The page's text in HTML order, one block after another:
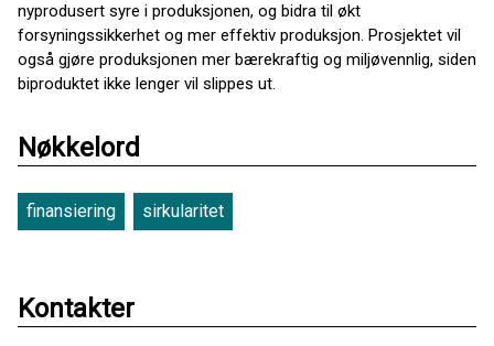
nyprodusert syre i produksjonen, og bidra til økt
forsyningssikkerhet og mer effektiv produksjon. Prosjektet vil
også gjøre produksjonen mer bærekraftig og miljøvennlig, siden
biproduktet ikke lenger vil slippes ut.
Nøkkelord
finansiering sirkularitet
Kontakter